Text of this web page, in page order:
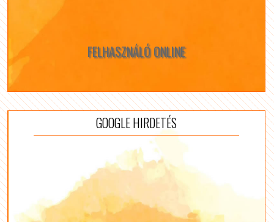
FELHASZNÁLÓ ONLINE
GOOGLE HIRDETÉS